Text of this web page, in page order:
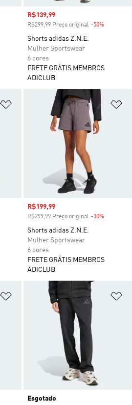
Preço com desconto
R$139,99
R$299,99 Preço original -50%
Shorts adidas Z.N.E.
Mulher Sportswear
6 cores
FRETE GRÁTIS MEMBROS
ADICLUB
Adicionar à Lista de Desejos
Preço com desconto
R$199,99
R$299,99 Preço original -30%
Shorts adidas Z.N.E.
Mulher Sportswear
6 cores
FRETE GRÁTIS MEMBROS
ADICLUB
Adicionar à Lista de Desejos
Esgotado